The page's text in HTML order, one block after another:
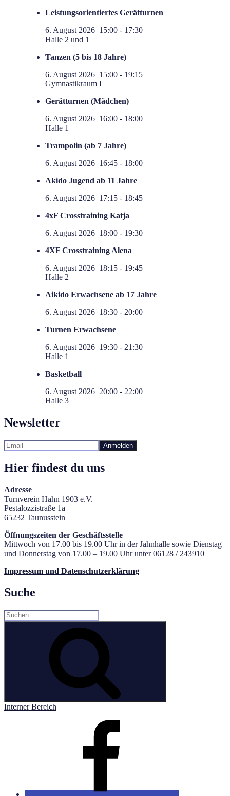
Leistungsorientiertes Gerätturnen
6. August 2026 15:00 - 17:30
Halle 2 und 1
Tanzen (5 bis 18 Jahre)
6. August 2026 15:00 - 19:15
Gymnastikraum I
Gerätturnen (Mädchen)
6. August 2026 16:00 - 18:00
Halle 1
Trampolin (ab 7 Jahre)
6. August 2026 16:45 - 18:00
Akido Jugend ab 11 Jahre
6. August 2026 17:15 - 18:45
4xF Crosstraining Katja
6. August 2026 18:00 - 19:30
4XF Crosstraining Alena
6. August 2026 18:15 - 19:45
Halle 2
Aikido Erwachsene ab 17 Jahre
6. August 2026 18:30 - 20:00
Turnen Erwachsene
6. August 2026 19:30 - 21:30
Halle 1
Basketball
6. August 2026 20:00 - 22:00
Halle 3
Newsletter
Hier findest du uns
Adresse
Turnverein Hahn 1903 e.V.
Pestalozzistraße 1a
65232 Taunusstein
Öffnungszeiten der Geschäftsstelle
Mittwoch von 17.00 bis 19.00 Uhr in der Jahnhalle sowie Dienstag
und Donnerstag von 17.00 – 19.00 Uhr unter 06128 / 243910
Impressum und Datenschutzerklärung
Suche
Suchen
nach:
Interner Bereich